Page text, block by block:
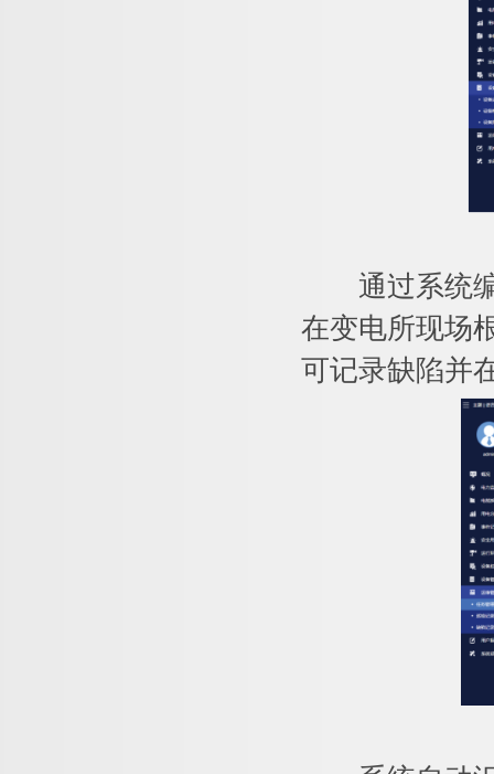
通过系统编
在变电所现场
可记录缺陷并